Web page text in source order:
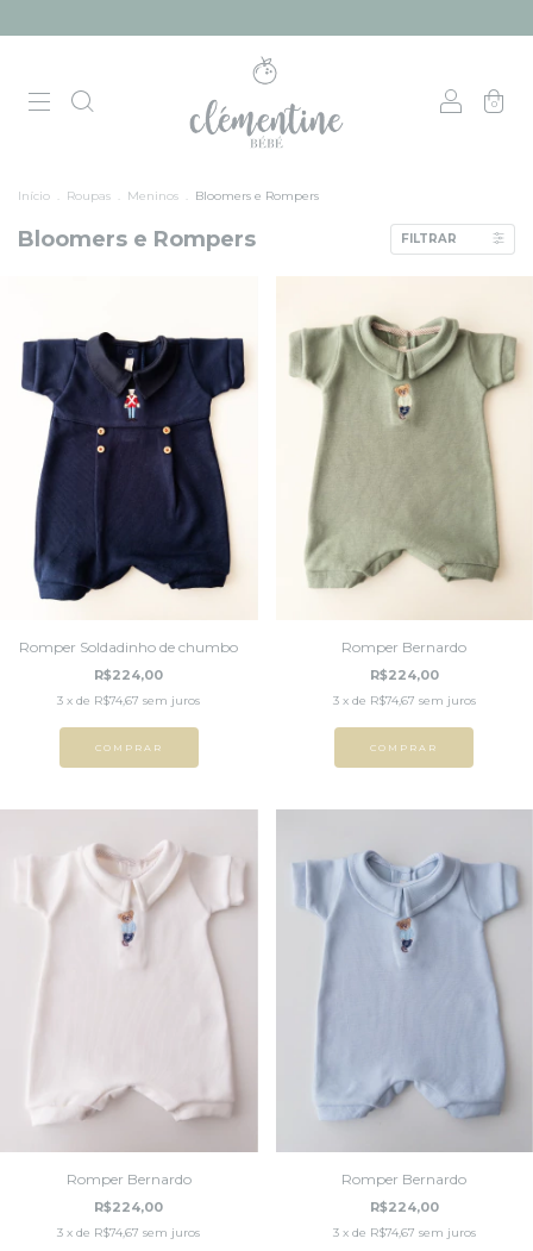
0
Início . Roupas . Meninos . Bloomers e Rompers
Bloomers e Rompers FILTRAR
Romper Soldadinho de chumbo
R$224,00
3 x de R$74,67 sem juros
COMPRAR
Romper Bernardo
R$224,00
3 x de R$74,67 sem juros
COMPRAR
Romper Bernardo
R$224,00
3 x de R$74,67 sem juros
Romper Bernardo
R$224,00
3 x de R$74,67 sem juros